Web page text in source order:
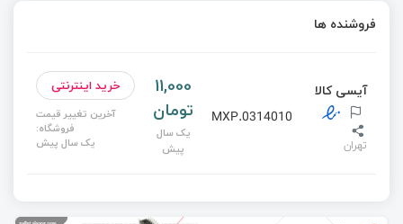
فروشنده ها
آیسی کالا
تهران
0314010.MXP
11,000
تومان
یک سال
پیش
خرید اینترنتی
آخرین تغییر قیمت
فروشگاه:
یک سال پیش